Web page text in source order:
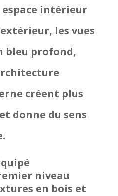
intérieur
les vues
bleu profond,
créent plus
donne du sens
niveau
en bois et